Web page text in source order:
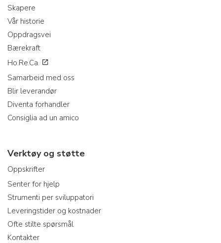
Skapere
Vår historie
Oppdragsvei
Bærekraft
Ho.Re.Ca.
Samarbeid med oss
Blir leverandør
Diventa forhandler
Consiglia ad un amico
Verktøy og støtte
Oppskrifter
Senter for hjelp
Strumenti per sviluppatori
Leveringstider og kostnader
Ofte stilte spørsmål
Kontakter